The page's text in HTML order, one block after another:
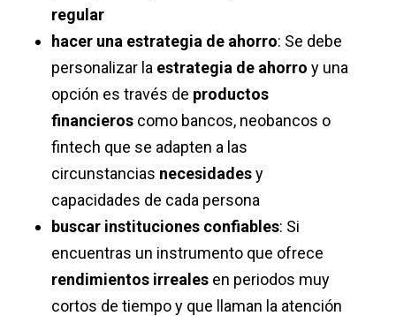
regular
hacer una estrategia de ahorro: Se debe
personalizar la estrategia de ahorro y una
opción es través de productos
financieros como bancos, neobancos o
fintech que se adapten a las
circunstancias necesidadesy
capacidades de cada persona
buscar instituciones confiables: Si
encuentras un instrumento que ofrece
rendimientos irreales en periodos muy
cortos de tiempo y que llaman la atención